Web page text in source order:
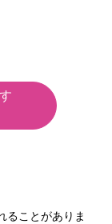
ることがありま